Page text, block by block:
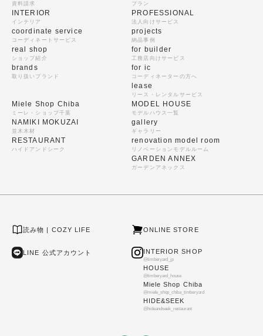
資料請求 プラン
INTERIOR
インテリア
coordinate service
コーディネートサービス
real shop
ショップ紹介
brands
取り扱いブランド
PROFESSIONAL
法人向けサービス
projects
納品事例
for builder
工務店向けサービス
for ic
コーディネーターの方へ
lease
リース・レンタルサービス
Miele Shop Chiba
ミーレ・ショップ千葉
NAMIKI MOKUZAI
並木木材
RESTAURANT
ハイドアンドシーク
MODEL HOUSE
モデルハウス一覧
gallery
ギャラリー
renovation model room
リノベーションモデルルーム
GARDEN ANNEX
ガーデンアネックス
読み物 | COZY LIFE ONLINE STORE
LINE 公式アカウント INTERIOR SHOP
@timberyard_jp
HOUSE
@timberyard_house
Miele Shop Chiba
@miele_shop_chiba_timberyard
HIDE&SEEK
@hideandseek_restaurant